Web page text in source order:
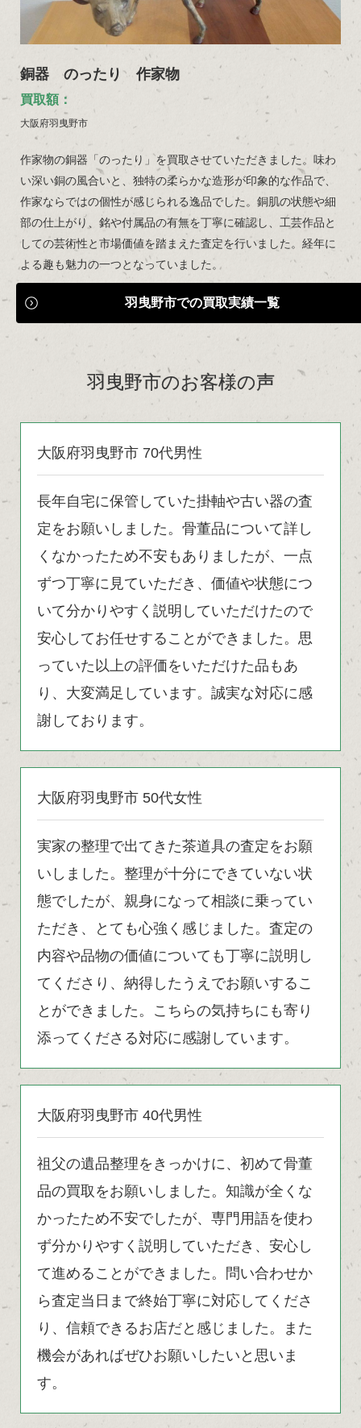
銅器 のったり 作家物
買取額：
大阪府羽曳野市
作家物の銅器「のったり」を買取させていただきました。味わ
い深い銅の風合いと、独特の柔らかな造形が印象的な作品で、
作家ならではの個性が感じられる逸品でした。銅肌の状態や細
部の仕上がり、銘や付属品の有無を丁寧に確認し、工芸作品と
しての芸術性と市場価値を踏まえた査定を行いました。経年に
よる趣も魅力の一つとなっていました。
羽曳野市での買取実績一覧
羽曳野市のお客様の声
大阪府羽曳野市 70代男性
長年自宅に保管していた掛軸や古い器の査
定をお願いしました。骨董品について詳し
くなかったため不安もありましたが、一点
ずつ丁寧に見ていただき、価値や状態につ
いて分かりやすく説明していただけたので
安心してお任せすることができました。思
っていた以上の評価をいただけた品もあ
り、大変満足しています。誠実な対応に感
謝しております。
大阪府羽曳野市 50代女性
実家の整理で出てきた茶道具の査定をお願
いしました。整理が十分にできていない状
態でしたが、親身になって相談に乗ってい
ただき、とても心強く感じました。査定の
内容や品物の価値についても丁寧に説明し
てくださり、納得したうえでお願いするこ
とができました。こちらの気持ちにも寄り
添ってくださる対応に感謝しています。
大阪府羽曳野市 40代男性
祖父の遺品整理をきっかけに、初めて骨董
品の買取をお願いしました。知識が全くな
かったため不安でしたが、専門用語を使わ
ず分かりやすく説明していただき、安心し
て進めることができました。問い合わせか
ら査定当日まで終始丁寧に対応してくださ
り、信頼できるお店だと感じました。また
機会があればぜひお願いしたいと思いま
す。